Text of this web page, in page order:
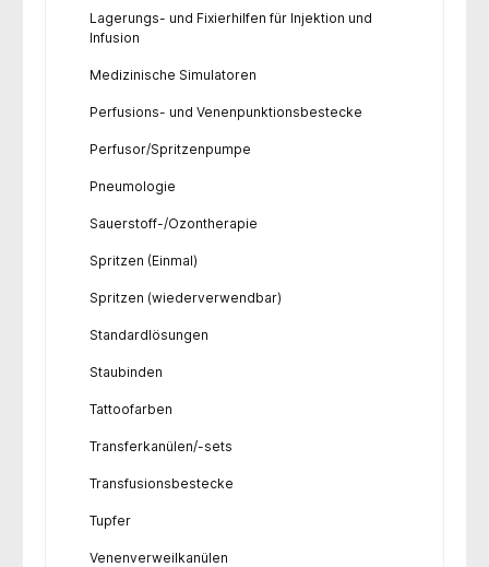
Lagerungs- und Fixierhilfen für Injektion und
Infusion
Medizinische Simulatoren
Perfusions- und Venenpunktionsbestecke
Perfusor/Spritzenpumpe
Pneumologie
Sauerstoff-/Ozontherapie
Spritzen (Einmal)
Spritzen (wiederverwendbar)
Standardlösungen
Staubinden
Tattoofarben
Transferkanülen/-sets
Transfusionsbestecke
Tupfer
Venenverweilkanülen